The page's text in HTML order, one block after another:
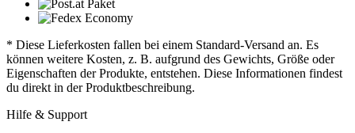
* Diese Lieferkosten fallen bei einem Standard-Versand an. Es
können weitere Kosten, z. B. aufgrund des Gewichts, Größe oder
Eigenschaften der Produkte, entstehen. Diese Informationen findest
du direkt in der Produktbeschreibung.
Hilfe & Support